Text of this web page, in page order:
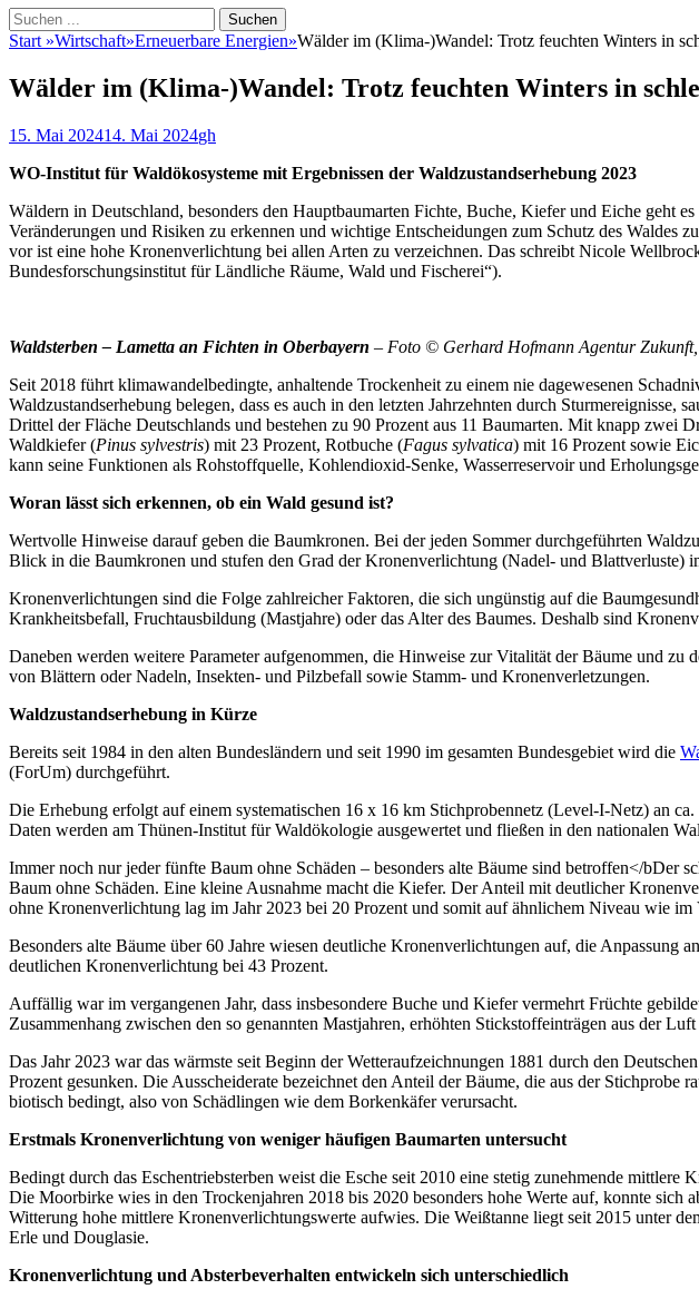
Suchen
Suchen
nach:
Start »Wirtschaft»Erneuerbare Energien»Wälder im (Klima-)Wandel: Trotz feuchten Winters in
Wälder im (Klima-)Wandel: Trotz feuchten Winters in
Veröffentlicht
15. Mai 202414. Mai 2024Autor
gh
WO-Institut für Waldökosysteme mit Ergebnissen der Waldzustandserhebung 2023
Wäldern in Deutschland, besonders den Hauptbaumarten Fichte, Buche, Kiefer und Eiche geht
Veränderungen und Risiken zu erkennen und wichtige Entscheidungen zum Schutz des
vor ist eine hohe Kronenverlichtung bei allen Arten zu verzeichnen. Das schreibt Nicole
Bundesforschungs­institut für Ländliche Räume, Wald und Fischerei“).
Waldsterben – Lametta an Fichten in Oberbayern – Foto © Gerhard Hofmann Agentur
Seit 2018 führt klimawandelbedingte, anhaltende Trockenheit zu einem nie dagewesenen
Waldzustandserhebung belegen, dass es auch in den letzten Jahrzehnten durch
Drittel der Fläche Deutschlands und bestehen zu 90 Prozent aus 11 Baumarten. Mit knapp zwei
Waldkiefer (Pinus sylvestris) mit 23 Prozent, Rotbuche (Fagus sylvatica) mit 16 Prozent sowie
kann seine Funktionen als Rohstoffquelle, Kohlendioxid-Senke, Wasserreservoir und
Woran lässt sich erkennen, ob ein Wald gesund ist?
Wertvolle Hinweise darauf geben die Baumkronen. Bei der jeden Sommer durchgeführten
Blick in die Baumkronen und stufen den Grad der Kronenverlichtung (Nadel- und Blattverluste)
Kronenverlichtungen sind die Folge zahlreicher Faktoren, die sich ungünstig auf die
Krankheitsbefall, Fruchtausbildung (Mastjahre) oder das Alter des Baumes. Deshalb sind
Daneben werden weitere Parameter aufgenommen, die Hinweise zur Vitalität der Bäume und
von Blättern oder Nadeln, Insekten- und Pilzbefall sowie Stamm- und Kronenverletzungen.
Waldzustandserhebung in Kürze
Bereits seit 1984 in den alten Bundesländern und seit 1990 im gesamten Bundesgebiet wird die
(ForUm) durchgeführt.
Die Erhebung erfolgt auf einem systematischen 16 x 16 km Stichprobennetz (Level-I-Netz) an
Daten werden am Thünen-Institut für Waldökologie ausgewertet und fließen in den nationalen
Immer noch nur jeder fünfte Baum ohne Schäden – besonders alte Bäume sind betroffen</bDer
Baum ohne Schäden. Eine kleine Ausnahme macht die Kiefer. Der Anteil mit deutlicher
ohne Kronenverlichtung lag im Jahr 2023 bei 20 Prozent und somit auf ähnlichem Niveau wie
Besonders alte Bäume über 60 Jahre wiesen deutliche Kronenverlichtungen auf, die
deutlichen Kronenverlichtung bei 43 Prozent.
Auffällig war im vergangenen Jahr, dass insbesondere Buche und Kiefer vermehrt Früchte
Zusammenhang zwischen den so genannten Mastjahren, erhöhten Stickstoffeinträgen aus der
Das Jahr 2023 war das wärmste seit Beginn der Wetteraufzeichnungen 1881 durch den
Prozent gesunken. Die Ausscheiderate bezeichnet den Anteil der Bäume, die aus der
biotisch bedingt, also von Schädlingen wie dem Borkenkäfer verursacht.
Erstmals Kronenverlichtung von weniger häufigen Baumarten untersucht
Bedingt durch das Eschentriebsterben weist die Esche seit 2010 eine stetig zunehmende
Die Moorbirke wies in den Trockenjahren 2018 bis 2020 besonders hohe Werte auf, konnte sich
Witterung hohe mittlere Kronenverlichtungswerte aufwies. Die Weißtanne liegt seit 2015 unter
Erle und Douglasie.
Kronenverlichtung und Absterbeverhalten entwickeln sich unterschiedlich